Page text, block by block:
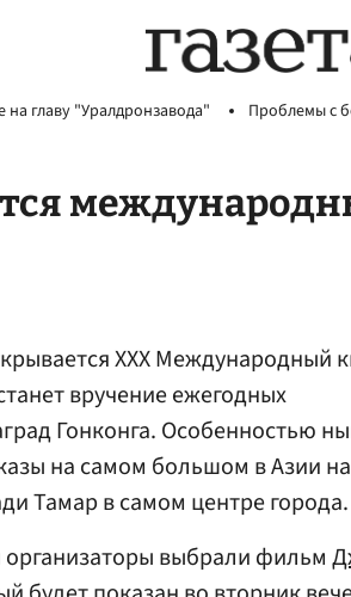
главу "Уралдронзавода" Проблемы с
XXX Mеждународный
вручение ежегодных
Гонконга. Особенностью
на самом большом в Азии
Тамар в самом центре города.
выбрали фильм